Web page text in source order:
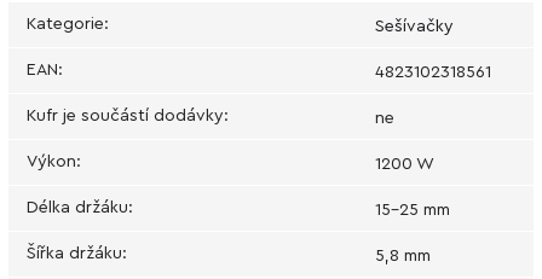
Kategorie: Sešívačky
EAN: 4823102318561
Kufr je součástí dodávky: ne
Výkon: 1200 W
Délka držáku: 15-25 mm
Šířka držáku: 5,8 mm